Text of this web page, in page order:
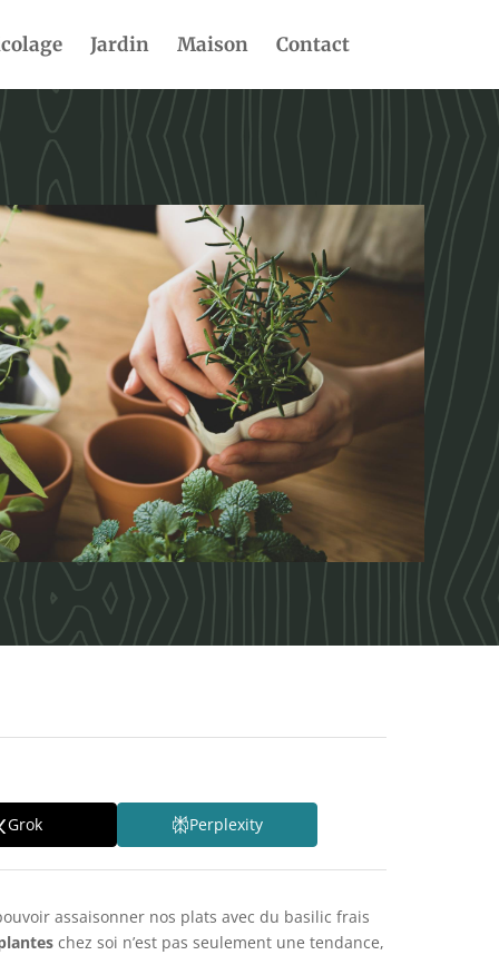
Jardin Maison Contact
Grok Perplexity
assaisonner nos plats avec du basilic frais
chez soi n’est pas seulement une tendance,